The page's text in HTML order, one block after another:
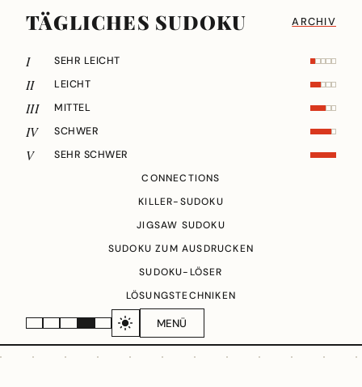
TÄGLICHES SUDOKU ARCHIV
MENÜ
I SEHR LEICHT
II LEICHT
III MITTEL
IV SCHWER
V
SEHR SCHWER
CONNECTIONS
KILLER-SUDOKU
JIGSAW SUDOKU
SUDOKU ZUM AUSDRUCKEN
SUDOKU-LÖSER
LÖSUNGSTECHNIKEN